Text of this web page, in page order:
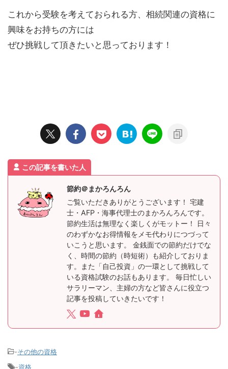
これから受験を考えておられる方、相続関連の資格に
興味をお持ちの方には
ぜひ挑戦して頂きたいと思っております！
この記事を書いた人
節約＠まかろんろん
ご覧いただきありがとうございます！ 宅建
士・AFP・海事代理士のまかろんろんです。
節約生活は無理なく楽しくがモットー！ 日々
のわずかなお得情報をメモ代わりにつづって
いこうと思います。 金銭面での節約だけでな
く、時間の節約（時短術）も紹介しておりま
す。また「自己投資」の一環として挑戦して
いる資格試験のお話もあります。 毎日忙しい
サラリーマン、主婦の方など皆さんに役立つ
記事を投稿していきたいです！
-その他の資格
-資格